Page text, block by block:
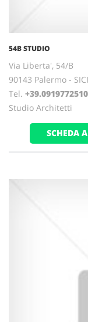
54B STUDIO
Via Liberta', 54/B
90143 Palermo -
Tel. +39.0919772510
Studio Architetti
SCHEDA